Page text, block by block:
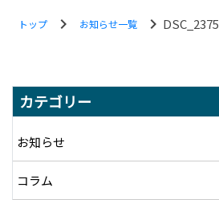
トップ chevron_right お知らせ一覧 chevron_right DSC_2375
カテゴリー
お知らせ
コラム